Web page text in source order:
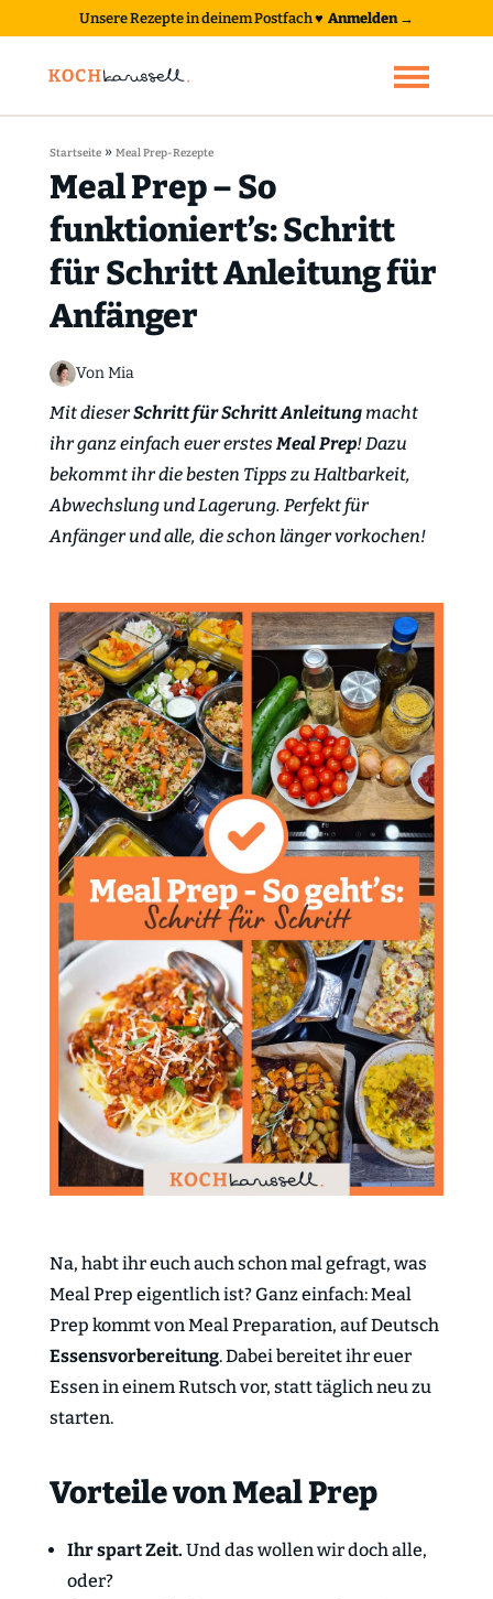
Unsere Rezepte in deinem Postfach♥ Anmelden →
Startseite» Meal Prep-Rezepte
Meal Prep – So
funktioniert’s: Schritt
für Schritt Anleitung für
Anfänger
Von Mia
Mit dieserSchritt für Schritt Anleitungmacht
ihr ganz einfach euer erstesMeal Prep! Dazu
bekommt ihr die besten Tipps zu Haltbarkeit,
Abwechslung und Lagerung. Perfekt für
Anfänger und alle, die schon länger vorkochen!
Na, habt ihr euch auch schon mal gefragt, was
Meal Prep eigentlich ist? Ganz einfach: Meal
Prep kommt von Meal Preparation, auf Deutsch
Essensvorbereitung. Dabei bereitet ihr euer
Essen in einem Rutsch vor, statt täglich neu zu
starten.
Vorteile von Meal Prep
Ihr spart Zeit. Und das wollen wir doch alle,
oder?